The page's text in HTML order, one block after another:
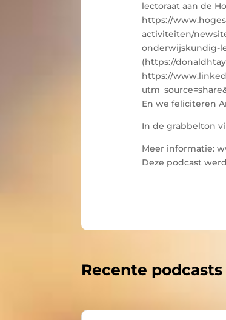
lectoraat aan de
https://
activiteiten/
onderwijskundig-
(https://
https://
En we feliciteren
In de grabbelton
Meer informatie:
Deze podcast
Recente podcasts